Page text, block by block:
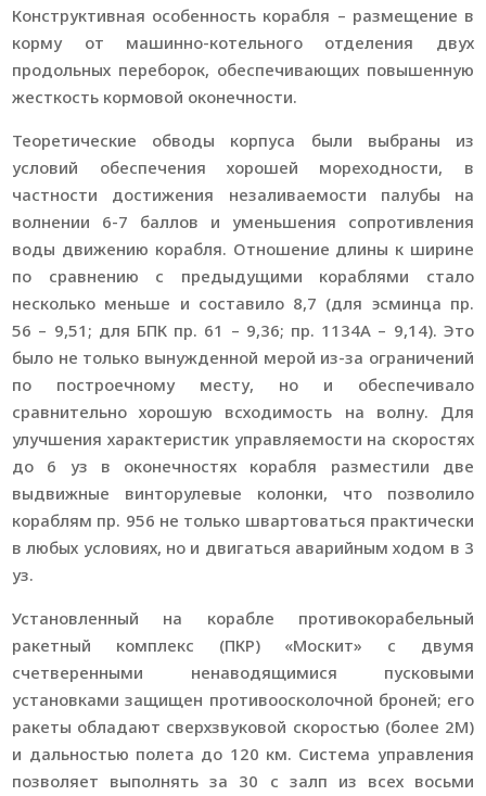
Конструктивная особенность корабля – размещение в
корму от машинно-котельного отделения двух
продольных переборок, обеспечивающих повышенную
жесткость кормовой оконечности.
Теоретические обводы корпуса были выбраны из
условий обеспечения хорошей мореходности, в
частности достижения незаливаемости палубы на
волнении 6-7 баллов и уменьшения сопротивления
воды движению корабля. Отношение длины к ширине
по сравнению с предыдущими кораблями стало
несколько меньше и составило 8,7 (для эсминца пр.
56 – 9,51; для БПК пр. 61 – 9,36; пр. 1134А – 9,14). Это
было не только вынужденной мерой из-за ограничений
по построечному месту, но и обеспечивало
сравнительно хорошую всходимость на волну. Для
улучшения характеристик управляемости на скоростях
до 6 уз в оконечностях корабля разместили две
выдвижные винторулевые колонки, что позволило
кораблям пр. 956 не только швартоваться практически
в любых условиях, но и двигаться аварийным ходом в 3
уз.
Установленный на корабле противокорабельный
ракетный комплекс (ПКР) «Москит» с двумя
счетверенными ненаводящимися пусковыми
установками защищен противоосколочной броней; его
ракеты обладают сверхзвуковой скоростью (более 2М)
и дальностью полета до 120 км. Система управления
позволяет выполнять за 30 с залп из всех восьми